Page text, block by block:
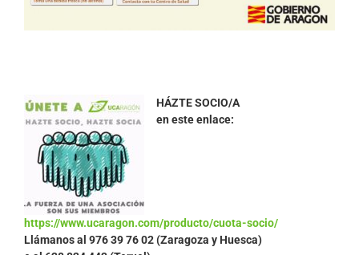
HÁZTE SOCIO/A
en este enlace:
https://www.ucaragon.com/producto/cuota-socio/
Llámanos al 976 39 76 02 (Zaragoza y Huesca)